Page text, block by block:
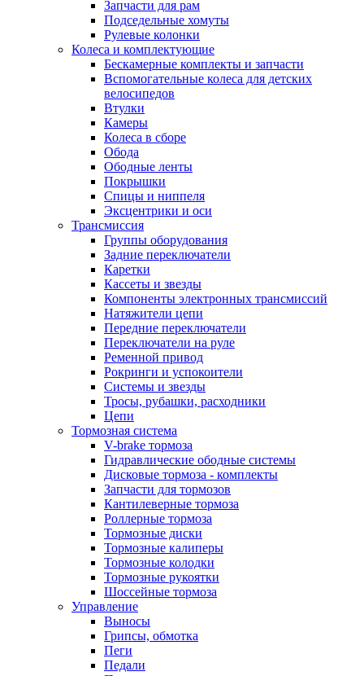
Запчасти для рам
Подседельные хомуты
Рулевые колонки
Колеса и комплектующие
Бескамерные комплекты и запчасти
Вспомогательные колеса для детских
велосипедов
Втулки
Камеры
Колеса в сборе
Обода
Ободные ленты
Покрышки
Спицы и ниппеля
Эксцентрики и оси
Трансмиссия
Группы оборудования
Задние переключатели
Каретки
Кассеты и звезды
Компоненты электронных трансмиссий
Натяжители цепи
Передние переключатели
Переключатели на руле
Ременной привод
Рокринги и успокоители
Системы и звезды
Тросы, рубашки, расходники
Цепи
Тормозная система
V-brake тормоза
Гидравлические ободные системы
Дисковые тормоза - комплекты
Запчасти для тормозов
Кантилеверные тормоза
Роллерные тормоза
Тормозные диски
Тормозные калиперы
Тормозные колодки
Тормозные рукоятки
Шоссейные тормоза
Управление
Выносы
Грипсы, обмотка
Пеги
Педали